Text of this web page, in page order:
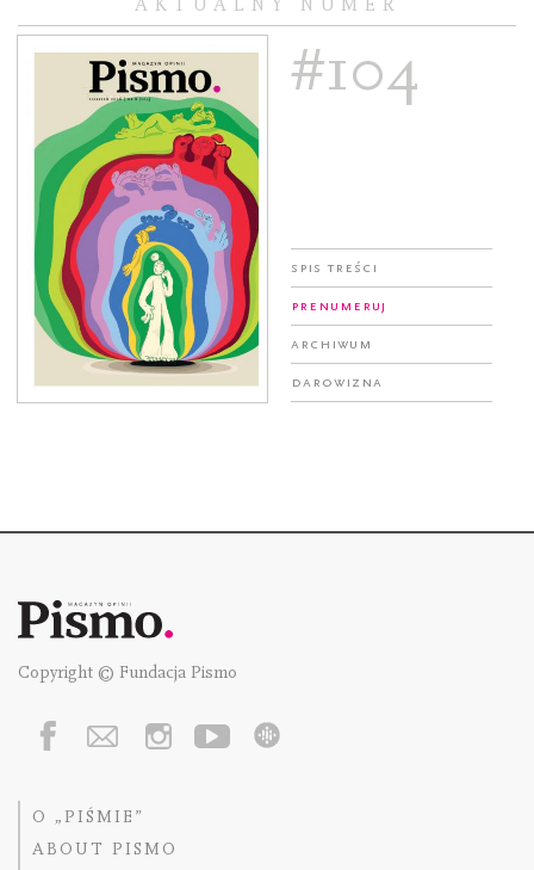
AKTUALNY NUMER
#104
Spis treści
Prenumeruj
Archiwum
Darowizna
Copyright © Fundacja Pismo
O „PIŚMIE”
ABOUT PISMO